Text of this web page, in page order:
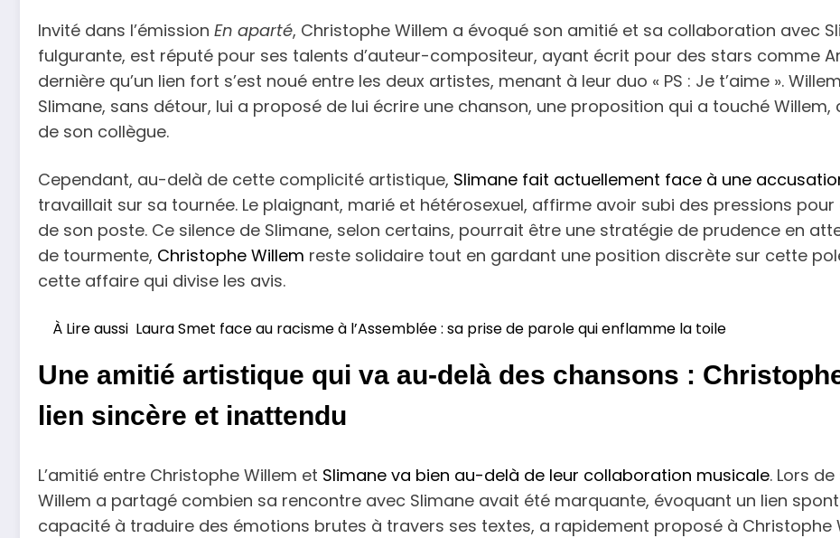
Invité dans l’émission En aparté, Christophe Willem a évoqué son amitié et sa collaboration avec
fulgurante, est réputé pour ses talents d’auteur-compositeur, ayant écrit pour des stars comme
dernière qu’un lien fort s’est noué entre les deux artistes, menant à leur duo « PS : Je t’aime ».
Slimane, sans détour, lui a proposé de lui écrire une chanson, une proposition qui a touché
de son collègue.
Cependant, au-delà de cette complicité artistique, Slimane fait actuellement face à une
travaillait sur sa tournée. Le plaignant, marié et hétérosexuel, affirme avoir subi des pressions
de son poste. Ce silence de Slimane, selon certains, pourrait être une stratégie de prudence en
de tourmente, Christophe Willem reste solidaire tout en gardant une position discrète sur cette
cette affaire qui divise les avis.
À Lire aussi Laura Smet face au racisme à l’Assemblée : sa prise de parole qui enflamme la toile
Une amitié artistique qui va au-delà des chansons :
lien sincère et inattendu
L’amitié entre Christophe Willem et Slimane va bien au-delà de leur collaboration musicale. Lors
Willem a partagé combien sa rencontre avec Slimane avait été marquante, évoquant un lien
capacité à traduire des émotions brutes à travers ses textes, a rapidement proposé à Christophe